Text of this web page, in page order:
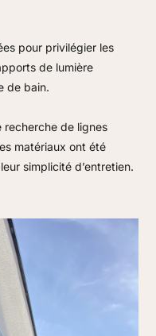
pour privilégier les
de lumière
de bain.
de lignes
matériaux ont été
simplicité d’entretien.